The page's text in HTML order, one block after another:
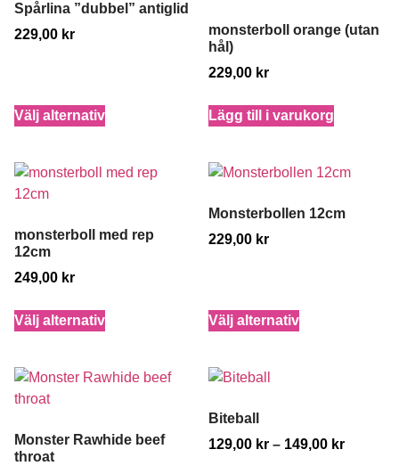
Spårlina ”dubbel” antiglid
229,00 kr
Välj alternativ
monsterboll orange (utan
hål)
229,00 kr
Lägg till i varukorg
monsterboll med rep
12cm
249,00 kr
Välj alternativ
Monsterbollen 12cm
229,00 kr
Välj alternativ
Monster Rawhide beef
throat
Biteball
129,00 kr – 149,00 kr